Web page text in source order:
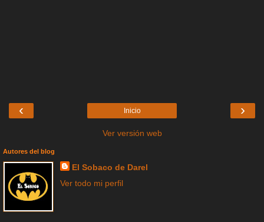
‹ ›
Inicio
Ver versión web
Autores del blog
El Sobaco de Darel
Ver todo mi perfil